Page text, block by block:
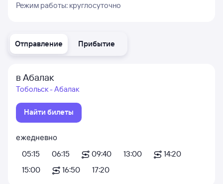
Отправление Прибытие
в Абалак
Тобольск - Абалак
Найти билеты
ежедневно
05:15
06:15 09:40 13:00
14:20
15:00
16:50 17:20
Режим работы: круглосуточно